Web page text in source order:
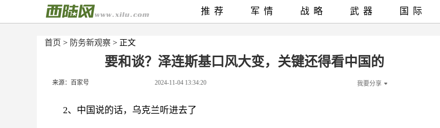
首页 > 防务新观察 > 正文
要和谈？泽连斯基口风大变，关键还得看中国的
来源：百家号 2024-11-04 13:34:20 我要分享
2、中国说的话，乌克兰听进去了
推荐 军情 战略 武器 国际